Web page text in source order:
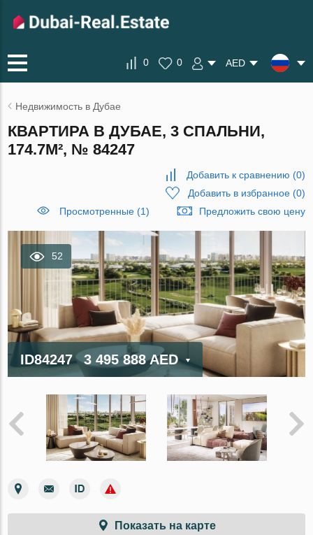
0 0 AED
Недвижимость в Дубае
КВАРТИРА В ДУБАЕ, 3 СПАЛЬНИ,
174.7М², № 84247
Добавить к сравнению (0)
Добавить в избранное(0)
Просмотренные (1)
Предложить свою цену
52
ID84247 3 495 888 AED
Показать на карте